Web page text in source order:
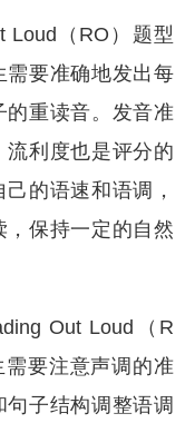
Loud（RO）题型
需要准确地发出每
的重读音。发音准
利度也是评分的
的语速和语调，
保持一定的自然
Out Loud（R
要注意声调的准
子结构调整语调